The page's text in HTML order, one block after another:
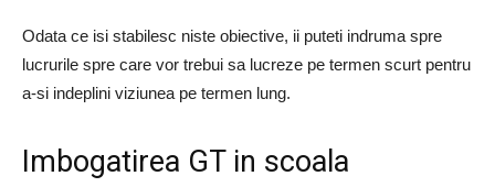
Odata ce isi stabilesc niste obiective, ii puteti indruma spre
lucrurile spre care vor trebui sa lucreze pe termen scurt pentru
a-si indeplini viziunea pe termen lung.
Imbogatirea GT in scoala